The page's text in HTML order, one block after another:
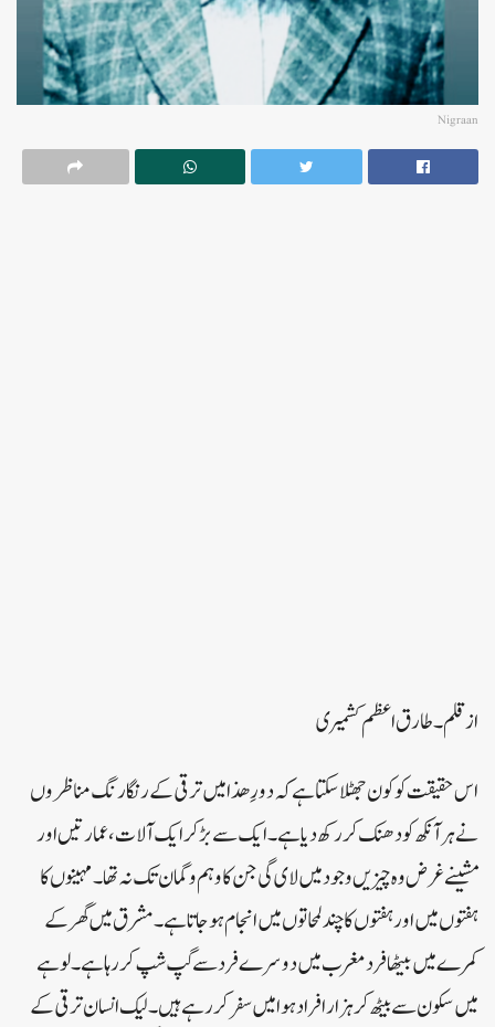
Nigraan
از قلم۔ طارق اعظم کشمیری
اس حقیقت کو کون جھٹلا سکتا ہے کہ دورِ ھذا میں ترقی کے رنگا رنگ مناظروں
نے ہر آنکھ کو دھنک کر رکھ دیا ہے۔ ایک سے بڑ کر ایک آلات، عمارتیں اور
مشینے غرض وہ چیزیں وجود میں لای گی جن کا وہم و گمان تک نہ تھا۔ مہینوں کا
ہفتوں میں اور ہفتوں کا چند لمحاتوں میں انجام ہوجاتا ہے۔ مشرق میں گھر کے
کمرے میں بیٹھا فرد مغرب میں دوسرے فرد سے گپ شپ کررہا ہے۔ لوہے
میں سکون سے بیٹھ کر ہزار افراد ہوا میں سفر کر رہے ہیں۔ لیک انسان ترقی کے